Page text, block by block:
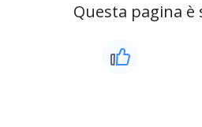
Questa pagina è